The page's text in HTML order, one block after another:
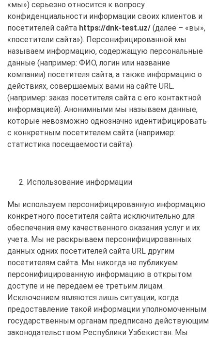
«мы») серьезно относится к вопросу
конфиденциальности информации своих клиентов и
посетителей сайта https://dnk-test.uz/ (далее – «вы»,
«посетители сайта»). Персонифицированной мы
называем информацию, содержащую персональные
данные (например: ФИО, логин или название
компании) посетителя сайта, а также информацию о
действиях, совершаемых вами на сайте URL.
(например: заказ посетителя сайта с его контактной
информацией). Анонимными мы называем данные,
которые невозможно однозначно идентифицировать
с конкретным посетителем сайта (например:
статистика посещаемости сайта).
Использование информации
Мы используем персонифицированную информацию
конкретного посетителя сайта исключительно для
обеспечения ему качественного оказания услуг и их
учета. Мы не раскрываем персонифицированных
данных одних посетителей сайта URL другим
посетителям сайта. Мы никогда не публикуем
персонифицированную информацию в открытом
доступе и не передаем ее третьим лицам.
Исключением являются лишь ситуации, когда
предоставление такой информации уполномоченным
государственным органам предписано действующим
законодательством Республики Узбекистан. Мы